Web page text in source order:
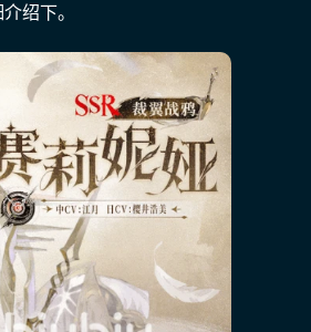
绍下。